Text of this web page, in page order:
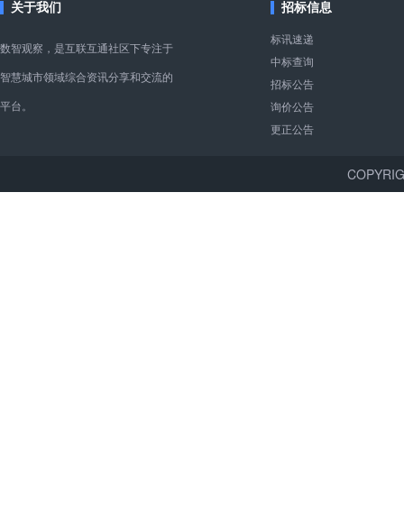
关于我们
数智观察，是互联互通社区下专注于
智慧城市领域综合资讯分享和交流的
平台。
招标信息
标讯速递
中标查询
招标公告
询价公告
更正公告